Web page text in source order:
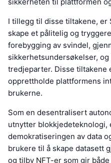
sikkerheten til plattformen
I tillegg til disse tiltakene, er
skape et pålitelig og
forebygging av svindel,
sikkerhetsundersøkelser,
tredjeparter. Disse tiltakene
opprettholde plattformens
brukerne.
Som en desentralisert
utnytter blokkjedeteknologi,
demokratiseringen av data
brukere til å skape datasett
og tilby NFT-er som gir